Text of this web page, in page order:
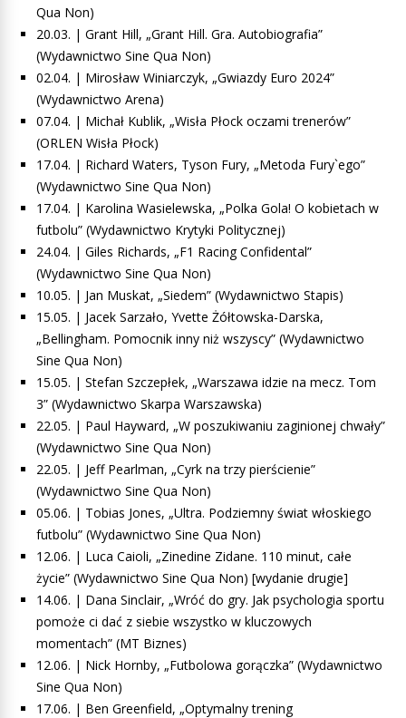
Qua Non)
20.03. | Grant Hill, „Grant Hill. Gra. Autobiografia”
(Wydawnictwo Sine Qua Non)
02.04. | Mirosław Winiarczyk, „Gwiazdy Euro 2024”
(Wydawnictwo Arena)
07.04. | Michał Kublik, „Wisła Płock oczami trenerów”
(ORLEN Wisła Płock)
17.04. | Richard Waters, Tyson Fury, „Metoda Fury`ego”
(Wydawnictwo Sine Qua Non)
17.04. | Karolina Wasielewska, „Polka Gola! O kobietach w
futbolu” (Wydawnictwo Krytyki Politycznej)
24.04. | Giles Richards, „F1 Racing Confidental”
(Wydawnictwo Sine Qua Non)
10.05. | Jan Muskat, „Siedem” (Wydawnictwo Stapis)
15.05. | Jacek Sarzało, Yvette Żółtowska-Darska,
„Bellingham. Pomocnik inny niż wszyscy” (Wydawnictwo
Sine Qua Non)
15.05. | Stefan Szczepłek, „Warszawa idzie na mecz. Tom
3” (Wydawnictwo Skarpa Warszawska)
22.05. | Paul Hayward, „W poszukiwaniu zaginionej chwały”
(Wydawnictwo Sine Qua Non)
22.05. | Jeff Pearlman, „Cyrk na trzy pierścienie”
(Wydawnictwo Sine Qua Non)
05.06. | Tobias Jones, „Ultra. Podziemny świat włoskiego
futbolu” (Wydawnictwo Sine Qua Non)
12.06. | Luca Caioli, „Zinedine Zidane. 110 minut, całe
życie” (Wydawnictwo Sine Qua Non) [wydanie drugie]
14.06. | Dana Sinclair, „Wróć do gry. Jak psychologia sportu
pomoże ci dać z siebie wszystko w kluczowych
momentach” (MT Biznes)
12.06. | Nick Hornby, „Futbolowa gorączka” (Wydawnictwo
Sine Qua Non)
17.06. | Ben Greenfield, „Optymalny trening